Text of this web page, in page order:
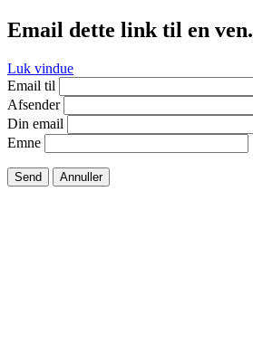
Email dette link til en ven.
Luk vindue
Email til
Afsender
Din email
Emne
Send Annuller